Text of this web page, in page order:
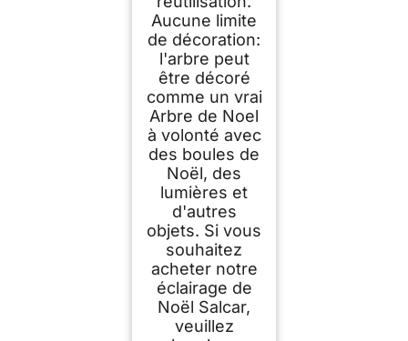
Aucune limite
de décoration:
l'arbre peut
être décoré
comme un vrai
Arbre de Noel
à volonté avec
des boules de
Noël, des
lumières et
d'autres
objets. Si vous
souhaitez
acheter notre
éclairage de
Noël Salcar,
veuillez